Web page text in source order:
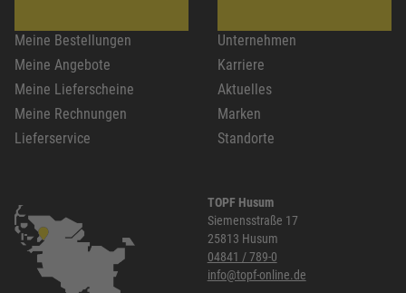
Meine Bestellungen
Meine Angebote
Meine Lieferscheine
Meine Rechnungen
Lieferservice
Unternehmen
Karriere
Aktuelles
Marken
Standorte
TOPF Husum
Siemensstraße 17
25813 Husum
04841 / 789-0
info@topf-online.de